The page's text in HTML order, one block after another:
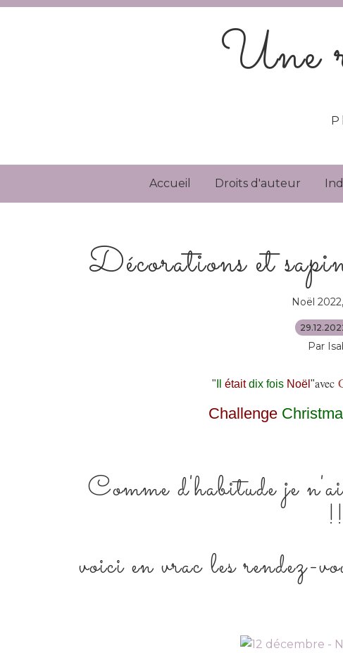
Une
Accueil Droits d'auteur
Décorations et
Noël 2022,
Par
" était dix fois Noël "avec
Challenge
Comme d'habitude je
!!
voici en vrac les rendez-